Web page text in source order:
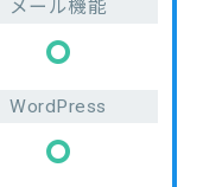
メール機能
WordPress